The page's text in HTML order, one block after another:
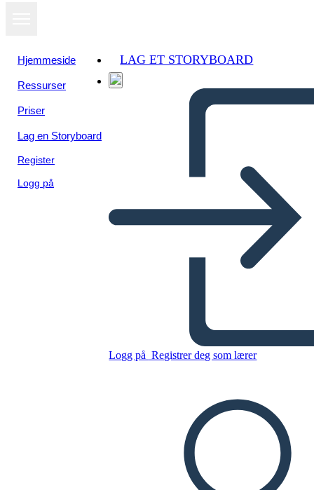
Hjemmeside
Ressurser
Priser
Lag en Storyboard
Register
Logg på
LAG ET STORYBOARD
Logg på Registrer deg som lærer
Dell'Altopiano
LAGE ET STORYBOARD
SPILLE AV LYSBILDEFREMVISNING
LES FOR MEG